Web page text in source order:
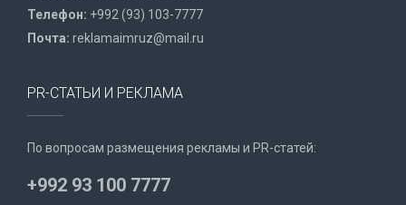
Телефон: +992 (93) 103-7777
Почта: reklamaimruz@mail.ru
PR-СТАТЬИ И РЕКЛАМА
По вопросам размещения рекламы и PR-статей:
+992 93 100 7777